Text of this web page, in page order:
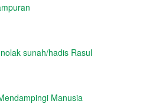
sunah/hadis Rasul
Manusia